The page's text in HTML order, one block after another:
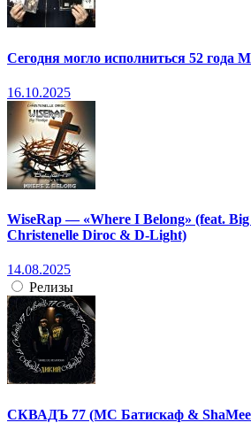
Сегодня могло исполниться 52 года
16.10.2025
WiseRap — «Where I Belong» (feat.
Christenelle Diroc & D-Light)
14.08.2025
Релизы
СКВАДЪ 77 (МС Батискаф & ShaMee